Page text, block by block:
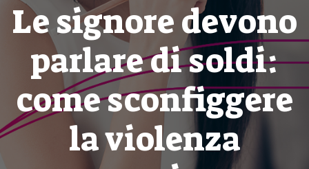
Le signore devono
parlare di soldi:
come sconfiggere
la violenza